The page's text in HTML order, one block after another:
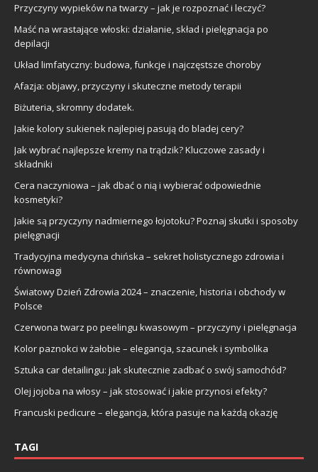
Przyczyny wypieków na twarzy – jak je rozpoznać i leczyć?
Maść na wrastające włoski: działanie, skład i pielęgnacja po
depilacji
Układ limfatyczny: budowa, funkcje i najczęstsze choroby
Afazja: objawy, przyczyny i skuteczne metody terapii
Biżuteria, skromny dodatek.
Jakie kolory sukienek najlepiej pasują do bladej cery?
Jak wybrać najlepsze kremy na trądzik? Kluczowe zasady i
składniki
Cera naczyniowa – jak dbać o nią i wybierać odpowiednie
kosmetyki?
Jakie są przyczyny nadmiernego łojotoku? Poznaj skutki i sposoby
pielęgnacji
Tradycyjna medycyna chińska – sekret holistycznego zdrowia i
równowagi
Światowy Dzień Zdrowia 2024 – znaczenie, historia i obchody w
Polsce
Czerwona twarz po peelingu kwasowym – przyczyny i pielęgnacja
Kolor paznokci w żałobie – elegancja, szacunek i symbolika
Sztuka car detailingu: jak skutecznie zadbać o swój samochód?
Olej jojoba na włosy – jak stosować i jakie przynosi efekty?
Francuski pedicure – elegancja, która pasuje na każdą okazję
TAGI